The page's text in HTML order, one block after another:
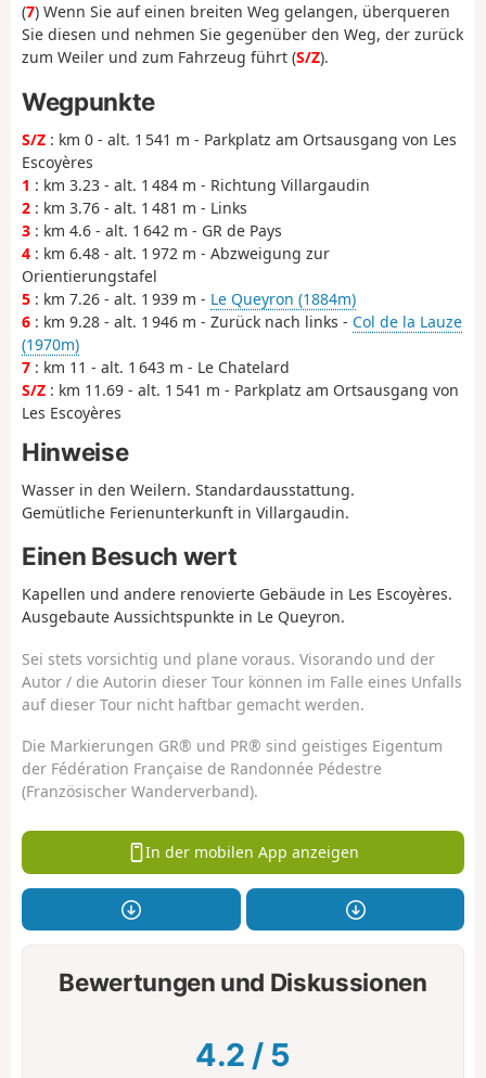
(7) Wenn Sie auf einen breiten Weg gelangen, überqueren
Sie diesen und nehmen Sie gegenüber den Weg, der zurück
zum Weiler und zum Fahrzeug führt (S/Z).
Wegpunkte
S/Z : km 0 - alt. 1 541 m - Parkplatz am Ortsausgang von Les
Escoyères
1 : km 3.23 - alt. 1 484 m - Richtung Villargaudin
2 : km 3.76 - alt. 1 481 m - Links
3 : km 4.6 - alt. 1 642 m - GR de Pays
4 : km 6.48 - alt. 1 972 m - Abzweigung zur
Orientierungstafel
5 : km 7.26 - alt. 1 939 m - Le Queyron (1884m)
6 : km 9.28 - alt. 1 946 m - Zurück nach links - Col de la Lauze
(1970m)
7 : km 11 - alt. 1 643 m - Le Chatelard
S/Z : km 11.69 - alt. 1 541 m - Parkplatz am Ortsausgang von
Les Escoyères
Hinweise
Wasser in den Weilern. Standardausstattung.
Gemütliche Ferienunterkunft in Villargaudin.
Einen Besuch wert
Kapellen und andere renovierte Gebäude in Les Escoyères.
Ausgebaute Aussichtspunkte in Le Queyron.
Sei stets vorsichtig und plane voraus. Visorando und der
Autor / die Autorin dieser Tour können im Falle eines Unfalls
auf dieser Tour nicht haftbar gemacht werden.
Die Markierungen GR® und PR® sind geistiges Eigentum
der Fédération Française de Randonnée Pédestre
(Französischer Wanderverband).
In der mobilen App anzeigen
Bewertungen und Diskussionen
4.2 / 5